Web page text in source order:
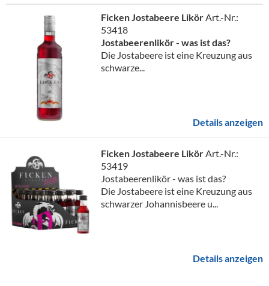
Ficken Jostabeere LikörArt.-Nr.:
53418
Jostabeerenlikör - was ist das?
Die Jostabeere ist eine Kreuzung aus
schwarze...
Details anzeigen
Ficken Jostabeere LikörArt.-Nr.:
53419
Jostabeerenlikör - was ist das?
Die Jostabeere ist eine Kreuzung aus
schwarzer Johannisbeere u...
Details anzeigen